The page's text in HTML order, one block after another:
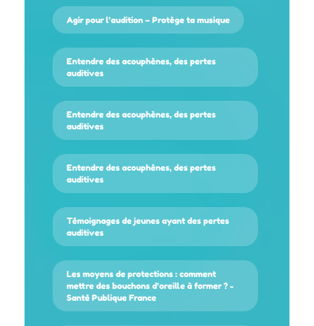
Agir pour l’audition – Protège ta musique
Entendre des acouphènes, des pertes
auditives
Entendre des acouphènes, des pertes
auditives
Entendre des acouphènes, des pertes
auditives
Témoignages de jeunes ayant des pertes
auditives
Les moyens de protections : comment
mettre des bouchons d’oreille à former ? -
Santé Publique France